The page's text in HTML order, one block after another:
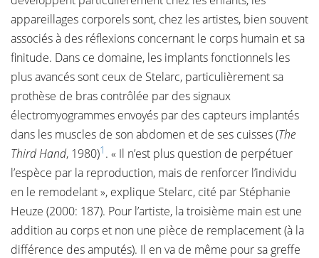
appareillages corporels sont, chez les artistes, bien souvent
associés à des réflexions concernant le corps humain et sa
finitude. Dans ce domaine, les implants fonctionnels les
plus avancés sont ceux de Stelarc, particulièrement sa
prothèse de bras contrôlée par des signaux
électromyogrammes envoyés par des capteurs implantés
dans les muscles de son abdomen et de ses cuisses (The
Third Hand, 1980)1 . « Il n’est plus question de perpétuer
l’espèce par la reproduction, mais de renforcer l’individu
en le remodelant », explique Stelarc, cité par Stéphanie
Heuze (2000: 187). Pour l’artiste, la troisième main est une
addition au corps et non une pièce de remplacement (à la
différence des amputés). Il en va de même pour sa greffe